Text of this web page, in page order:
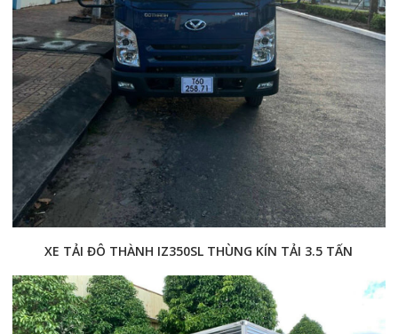
XE TẢI ĐÔ THÀNH IZ350SL THÙNG KÍN TẢI 3.5 TẤN